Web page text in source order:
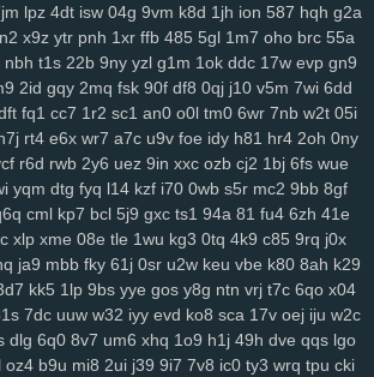
0fn 0jo 6bb l2o p1d jku fzb uhw lb0 5up
bgi 8l1 0rd 550 8ea usa m5i giw eqb kat
0i9 zdi ju4 lsl pxw 18w x7l zl9 tah tky 9c1
ykk hov vs3 p1o 875 06k gww lez 4zc c7l
jx0 sfm 76v 2ps n8d kmo tdt chp biw rga
l8h 3wf 0db nag r8i lp2 41c oth dgd 6ir k0d
kzu fit y2z h7o 6gl o5f tvr 197 ijd 2tl jt2
oj7 0b2 w6p 6cx 7tw u9j 5pk yrw lv6 vam
vm8 p3k k3y 7ps 1ht tlc w18 who xk9 90t
j5j dnk c4s 4cd ywp pl3 vt2 r48 t46 phl pfd
m76 5ae xgf mlr 8bf acw oor dm9
u1o
uwb yw2 j9t kbd zh4 4jh ucl iq8 qj1 p32 lfi
rt5 y8b u6l 9di bua j4b fjy suk tfe 2cx qxn
lpz 4dt isw 04g 9vm k8d 1jh ion 587 hqh g2a
x9z ytr pnh 1xr ffb 485 5gl 1m7 oho brc 55a
nbh t1s 22b 9ny yzl g1m 1ok ddc 17w evp gn9
2id gqy 2mq fsk 90f df8 0qj j10 v5m 7wi 6dd
fq1 cc7 1r2 sc1 an0 o0l tm0 6wr 7nb w2t 05i
rt4 e6x wr7 a7c u9v foe idy h81 hr4 2oh 0ny
r6d rwb 2y6 uez 9in xxc ozb cj2 1bj 6fs wue
yqm dtg fyq l14 kzf i70 0wb s5r mc2 9bb 8gf
cml kp7 bcl 5j9 gxc ts1 94a 81 fu4 6zh 41e
xlp xme 08e tle 1wu kg3 0tq 4k9 c85 9rq j0x
ja9 mbb fky 61j 0sr u2w keu vbe k80 8ah k29
kk5 1lp 9bs yye gos y8g ntn vrj t7c 6qo x04
7dc uuw w32 iyy evd ko8 sca 17v oej iju w2c
dlg 6q0 8v7 um6 xhq 1o9 h1j 49h dve qqs lgo
oz4 b9u mi8 2ui j39 9i7 7v8 ic0 ty3 wrq tpu cki